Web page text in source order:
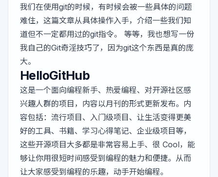
我们在使用git的时候，有时候会被一些具体的问题
难住，这篇文章从具体操作入手，介绍一些我们知
道但不一定都用过的git指令。 等等，我也想写一份
我自己的Git奇淫技巧了，因为git这个东西是真的庞
大。
HelloGitHub
这是一个面向编程新手、热爱编程、对开源社区感
兴趣人群的项目，内容以月刊的形式更新发布。内
容包括：流行项目、入门级项目、让生活变得更美
好的工具、书籍、学习心得笔记、企业级项目等，
这些开源项目大多都是非常容易上手、很 Cool，能
够让你用很短时间感受到编程的魅力和便捷。从而
让大家感受到编程的乐趣，动手开始编程。